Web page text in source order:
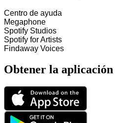
Centro de ayuda
Megaphone
Spotify Studios
Spotify for Artists
Findaway Voices
Obtener la aplicación